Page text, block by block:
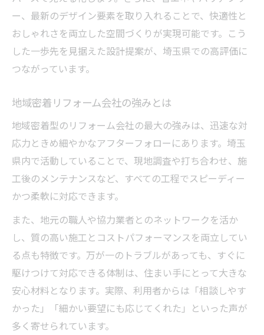
ー、最新のデザイン要素を取り入れることで、快適性と
おしゃれさを両立した空間づくりが実現可能です。こう
した一歩先を見据えた設計提案が、埼玉県での高評価に
つながっています。
地域密着リフォーム会社の強みとは
地域密着型のリフォーム会社の最大の強みは、迅速な対
応力ときめ細やかなアフターフォローにあります。埼玉
県内で活動していることで、現地調査や打ち合わせ、施
工後のメンテナンスなど、すべての工程でスピーディー
かつ柔軟に対応できます。
また、地元の職人や協力業者とのネットワークを活か
し、質の高い施工とコストパフォーマンスを両立してい
る点も特徴です。万が一のトラブルがあっても、すぐに
駆けつけて対応できる体制は、住まい手にとって大きな
安心材料となります。実際、利用者からは「相談しやす
かった」「細かい要望にも応じてくれた」といった声が
多く寄せられています。